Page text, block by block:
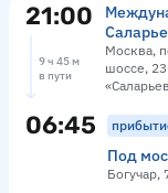
21:00
Москва,
шоссе,
9 ч 45 м
в пути
06:45
Под